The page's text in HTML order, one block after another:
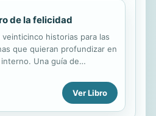
para el despertar de la
Abordando a los más
y prestigiosos maestros de
tiempos, el objetivo de
es ofrecer la posibilidad de
y asimilar el Dharma, o
de la felicidad
veinticinco historias para las
que quieran profundizar en
Una guía de
la salud emocional y la paz
Junto con El libro de la
y El libro del amor, esta
Ver Libro